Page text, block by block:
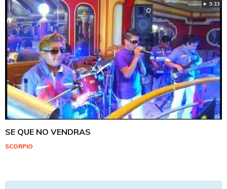
► 3:23
SE QUE NO VENDRAS
SCORPIO